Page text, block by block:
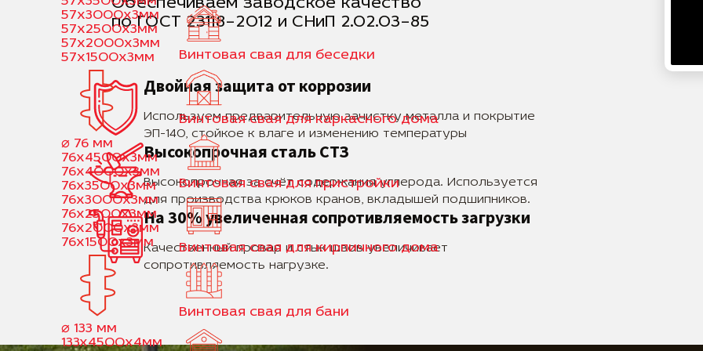
57x3000x3мм
57x2500x3мм
57x2000x3мм
57x1500x3мм
⌀ 76 мм
76x4500x3мм
76x4000x3мм
76x3500x3мм
76x3000x3мм
76x2500x3мм
76x2000x3мм
76x1500x3мм
⌀ 133 мм
133x4500x4мм
Винтовая свая для беседки
Винтовая свая для каркасного дома
Винтовая свая для пристройки
Винтовая свая для кирпичного дома
Винтовая свая для бани
агрессивной среды.
по ГОСТ 23118–2012 и СНиП 2.02.03–85
Двойная защита от коррозии
Используем предварительную зачистку металла и покрытие
ЭП-140, стойкое к влаге и изменению температуры
Высокопрочная сталь СТЗ
Высокопрочная за счёт содержания углерода. Используется
для производства крюков кранов, вкладышей подшипников.
На 30% увеличенная сопротивляемость загрузки
Качественный провар и стык швов увеличивает
сопротивляемость нагрузке.